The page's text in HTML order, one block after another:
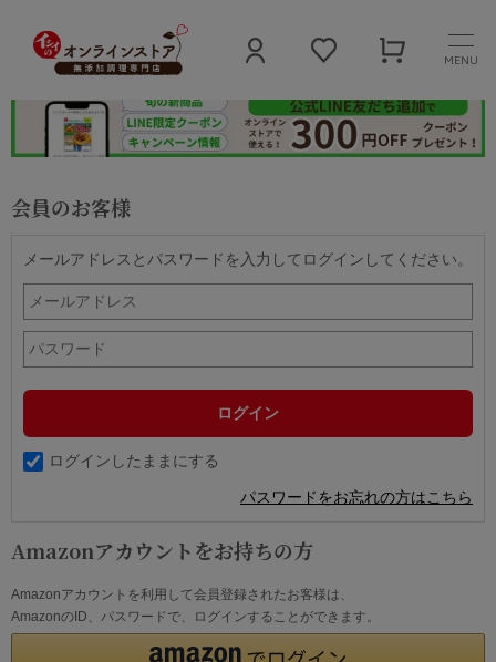
MENU
会員のお客様
メールアドレスとパスワードを入力してログインしてください。
ログインしたままにする
パスワードをお忘れの方はこちら
Amazonアカウントをお持ちの方
Amazonアカウントを利用して会員登録されたお客様は、
AmazonのID、パスワードで、ログインすることができます。